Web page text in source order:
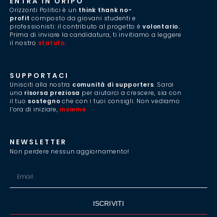
Orizzonti Politici è un think thank no-
profit composto da giovani studenti e
professionisti: il contributo al progetto èvolontario.
Prima di inviare la candidatura, ti invitiamo a leggere
il nostro statuto.
SUPPORTACI
Unisciti alla nostra comunità di supporters. Sarai
una risorsa preziosa per aiutarci a crescere, sia con
il tuo sostegno che con i tuoi consigli. Non vediamo
l’ora di iniziare, insieme
NEWSLETTER
Non perdere nessun aggiornamento!
ISCRIVITI